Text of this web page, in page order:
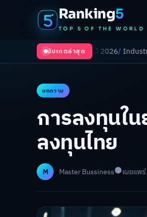
Ranking5
TOP 5 OF THE WORLD
อัปเดตล่าสุด
ลกในปี 2026/Industrial 2026 : 5 เทคโนโล
บทความ
การลงทุนใ
ลงทุนไทย
M Master Bussiness เผยแพ